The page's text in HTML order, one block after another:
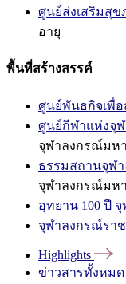
ศูนย์ส่งเสริมสุข
อายุ
พื้นที่สร้างสรรค์
ศูนย์พันธกิจเพื่อ
ศูนย์กีฬาแห่งจุ
จุฬาลงกรณ์มห
ธรรมสถานจุฬ
จุฬาลงกรณ์มห
อุทยาน 100 ปี จุ
จุฬาลงกรณ์รา
Highlights
ข่าวสารทั้งหมด